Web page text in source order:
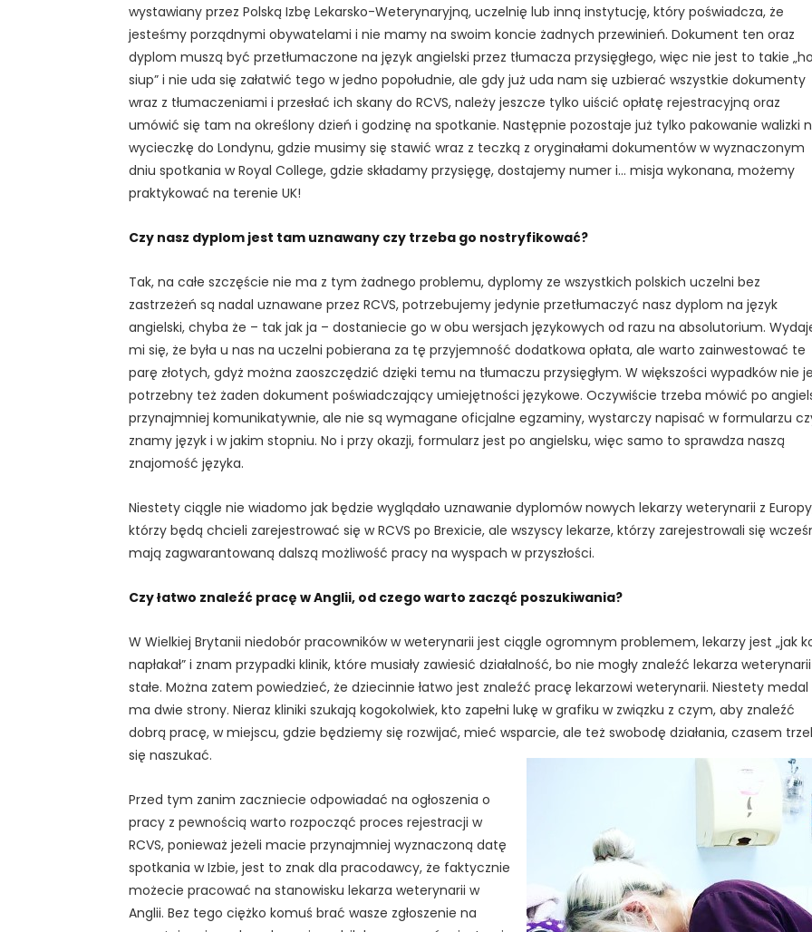
TAK, JESTEM PROFESIONALISTĄ
Nie jestem profesionalistą
wystawiany przez Polską Izbę Lekarsko-Weterynaryjną, uczelnię lub inną instytucję, który poświadcza, że
jesteśmy porządnymi obywatelami i nie mamy na swoim koncie żadnych przewinień. Dokument ten oraz
dyplom muszą być przetłumaczone na język angielski przez tłumacza przysięgłego, więc nie jest to takie
siup” i nie uda się załatwić tego w jedno popołudnie, ale gdy już uda nam się uzbierać wszystkie dokumenty
wraz z tłumaczeniami i przesłać ich skany do RCVS, należy jeszcze tylko uiścić opłatę rejestracyjną oraz
umówić się tam na określony dzień i godzinę na spotkanie. Następnie pozostaje już tylko pakowanie walizki
wycieczkę do Londynu, gdzie musimy się stawić wraz z teczką z oryginałami dokumentów w wyznaczonym
dniu spotkania w Royal College, gdzie składamy przysięgę, dostajemy numer i… misja wykonana, możemy
praktykować na terenie UK!
Czy nasz dyplom jest tam uznawany czy trzeba go nostryfikować?
Tak, na całe szczęście nie ma z tym żadnego problemu, dyplomy ze wszystkich polskich uczelni bez
zastrzeżeń są nadal uznawane przez RCVS, potrzebujemy jedynie przetłumaczyć nasz dyplom na język
angielski, chyba że – tak jak ja – dostaniecie go w obu wersjach językowych od razu na absolutorium.
mi się, że była u nas na uczelni pobierana za tę przyjemność dodatkowa opłata, ale warto zainwestować te
parę złotych, gdyż można zaoszczędzić dzięki temu na tłumaczu przysięgłym. W większości wypadków nie
potrzebny też żaden dokument poświadczający umiejętności językowe. Oczywiście trzeba mówić po
przynajmniej komunikatywnie, ale nie są wymagane oficjalne egzaminy, wystarczy napisać w formularzu
znamy język i w jakim stopniu. No i przy okazji, formularz jest po angielsku, więc samo to sprawdza naszą
znajomość języka.
Niestety ciągle nie wiadomo jak będzie wyglądało uznawanie dyplomów nowych lekarzy weterynarii z
którzy będą chcieli zarejestrować się w RCVS po Brexicie, ale wszyscy lekarze, którzy zarejestrowali się
mają zagwarantowaną dalszą możliwość pracy na wyspach w przyszłości.
Czy łatwo znaleźć pracę w Anglii, od czego warto zacząć poszukiwania?
W Wielkiej Brytanii niedobór pracowników w weterynarii jest ciągle ogromnym problemem, lekarzy jest „jak
napłakał” i znam przypadki klinik, które musiały zawiesić działalność, bo nie mogły znaleźć lekarza
stałe. Można zatem powiedzieć, że dziecinnie łatwo jest znaleźć pracę lekarzowi weterynarii. Niestety medal
ma dwie strony. Nieraz kliniki szukają kogokolwiek, kto zapełni lukę w grafiku w związku z czym, aby znaleźć
dobrą pracę, w miejscu, gdzie będziemy się rozwijać, mieć wsparcie, ale też swobodę działania, czasem
się naszukać.
Przed tym zanim zaczniecie odpowiadać na ogłoszenia o
pracy z pewnością warto rozpocząć proces rejestracji w
RCVS, ponieważ jeżeli macie przynajmniej wyznaczoną datę
spotkania w Izbie, jest to znak dla pracodawcy, że faktycznie
możecie pracować na stanowisku lekarza weterynarii w
Anglii. Bez tego ciężko komuś brać wasze zgłoszenie na